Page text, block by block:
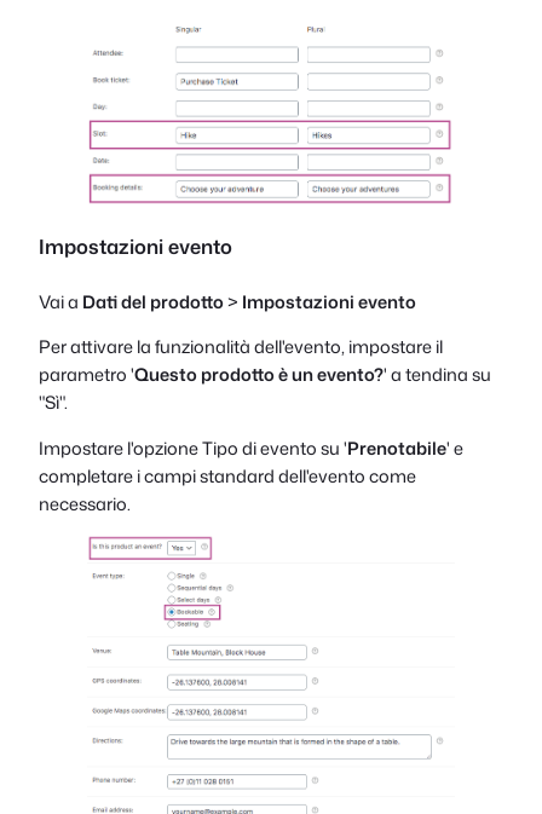
Impostazioni evento
Vai a Dati del prodotto> Impostazioni evento
Per attivare la funzionalità dell'evento, impostare il
parametro 'Questo prodotto è un evento?' a tendina su
"Sì".
Impostare l'opzione Tipo di evento su 'Prenotabile' e
completare i campi standard dell'evento come
necessario.